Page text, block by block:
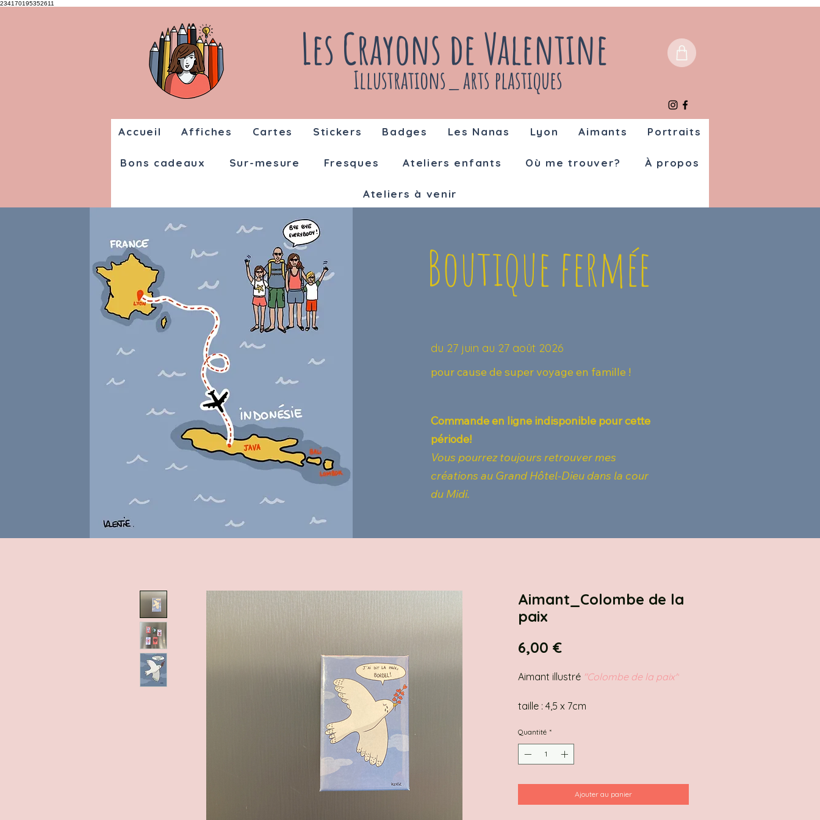
234170195352611
Les Crayons de Valentine
Illustrations_ arts plastiques
Accueil Affiches Cartes Stickers Badges Les Nanas Lyon Aimants Portraits
Bons cadeaux Sur-mesure Fresques Ateliers enfants Où me trouver? À propos
Ateliers à venir
Commande en ligne indisponible pour cette
période!
Vous pourrez toujours retrouver mes
créations au Grand Hôtel-Dieu dans la cour
du Midi.
du 27 juin au 27 août 2026
pour cause de super voyage en famille !
Boutique fermée
Aimant_Colombe de la
paix
6,00 €Prix
Aimant illustré "Colombe de la paix"
taille : 4,5 x 7cm
Quantité *
Ajouter au panier